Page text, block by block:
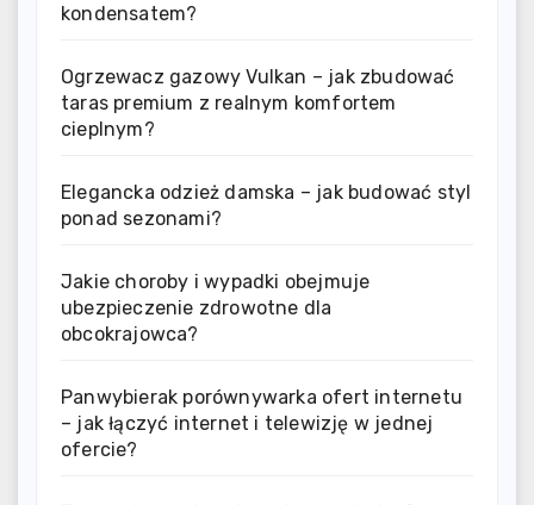
kondensatem?
Ogrzewacz gazowy Vulkan – jak zbudować
taras premium z realnym komfortem
cieplnym?
Elegancka odzież damska – jak budować styl
ponad sezonami?
Jakie choroby i wypadki obejmuje
ubezpieczenie zdrowotne dla
obcokrajowca?
Panwybierak porównywarka ofert internetu
– jak łączyć internet i telewizję w jednej
ofercie?